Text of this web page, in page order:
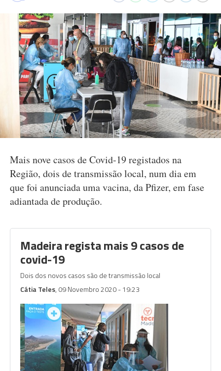
Mais nove casos de Covid-19 registados na
Região, dois de transmissão local, num dia em
que foi anunciada uma vacina, da Pfizer, em fase
adiantada de produção.
Madeira regista mais 9 casos de
covid-19
Dois dos novos casos são de transmissão local
Cátia Teles, 09 Novembro 2020 - 19:23